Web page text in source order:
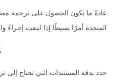
عادةً ما يكون الحصول على ترجمة
المتحدة أمرًا بسيطًا إذا اتبعت إجراءً
1.
حدد بدقة المستندات التي تحتاج إلى